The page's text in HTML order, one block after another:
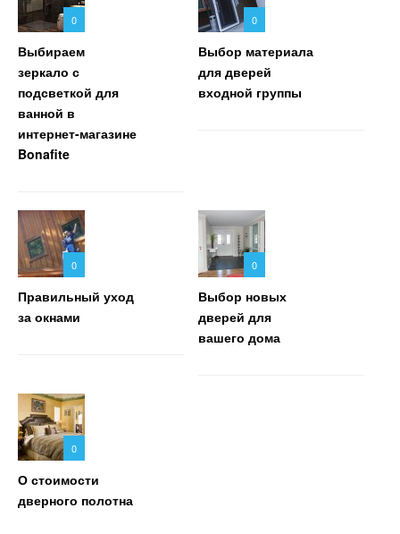
0
Выбираем
зеркало с
подсветкой для
ванной в
интернет-магазине
Bonafite
0
Выбор материала
для дверей
входной группы
0
Правильный уход
за окнами
0
Выбор новых
дверей для
вашего дома
0
О стоимости
дверного полотна